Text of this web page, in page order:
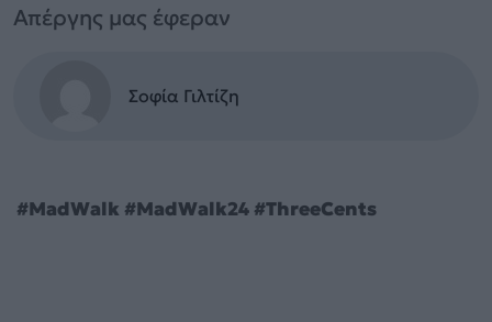
Απέργης μας έφεραν
Σοφία Γιλτίζη
#MadWalk #MadWalk24 #ThreeCents